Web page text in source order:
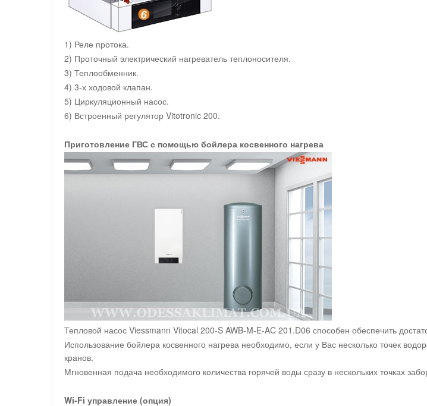
1) Реле протока.
2) Проточный электрический нагреватель теплоносителя.
3) Теплообменник.
4) 3-х ходовой клапан.
5) Циркуляционный насос.
6) Встроенный регулятор Vitotronic 200.
Приготовление ГВС с помощью бойлера косвенного нагрева
Тепловой насос Viessmann Vitocal 200-S AWB-M-E-AC 201.D06 способен обеспечить
Использование бойлера косвенного нагрева необходимо, если у Вас несколько точек
кранов.
Мгновенная подача необходимого количества горячей воды сразу в нескольких точках
Wi-Fi управление (опция)